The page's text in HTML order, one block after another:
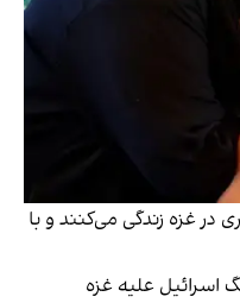
در غزه زندگی می‌کنند و با
اسرائیل علیه غزه